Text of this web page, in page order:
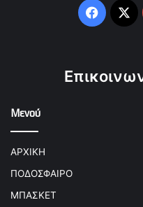
X
Μενού
ΑΡΧΙΚΗ
ΠΟΔΟΣΦΑΙΡΟ
ΜΠΑΣΚΕΤ